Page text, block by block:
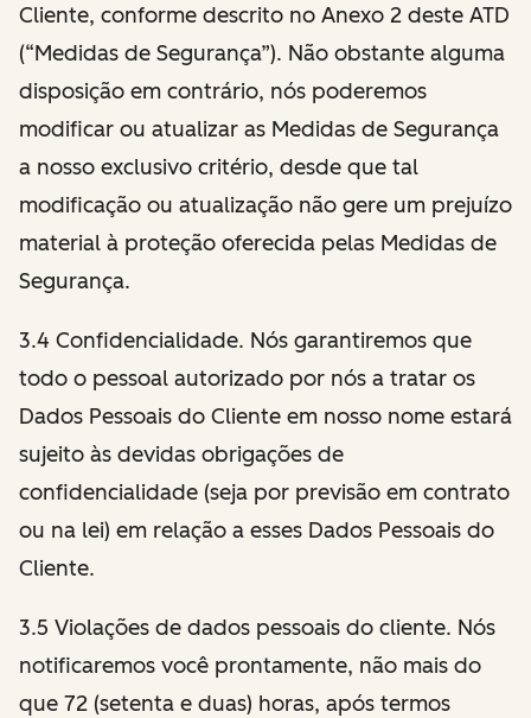
Cliente, conforme descrito no Anexo 2 deste ATD
(“Medidas de Segurança”). Não obstante alguma
disposição em contrário, nós poderemos
modificar ou atualizar as Medidas de Segurança
a nosso exclusivo critério, desde que tal
modificação ou atualização não gere um prejuízo
material à proteção oferecida pelas Medidas de
Segurança.
3.4 Confidencialidade. Nós garantiremos que
todo o pessoal autorizado por nós a tratar os
Dados Pessoais do Cliente em nosso nome estará
sujeito às devidas obrigações de
confidencialidade (seja por previsão em contrato
ou na lei) em relação a esses Dados Pessoais do
Cliente.
3.5 Violações de dados pessoais do cliente. Nós
notificaremos você prontamente, não mais do
que 72 (setenta e duas) horas, após termos